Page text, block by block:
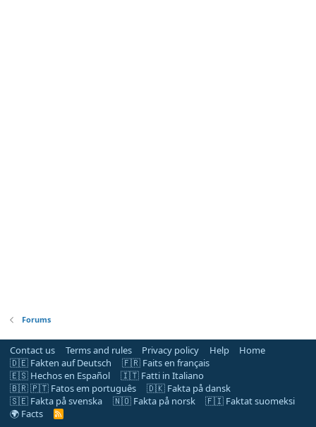
Forums
Contact us Terms and rules Privacy policy Help
Home
🇩🇪 Fakten auf Deutsch
🇫🇷 Faits en français
🇪🇸 Hechos en Español
🇮🇹 Fatti in Italiano
🇧🇷 🇵🇹 Fatos em português
🇩🇰 Fakta på dansk
🇸🇪 Fakta på svenska
🇳🇴 Fakta på norsk
🇫🇮 Faktat suomeksi
🌍 Facts
R